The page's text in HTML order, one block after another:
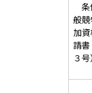
条
般
加
請
３